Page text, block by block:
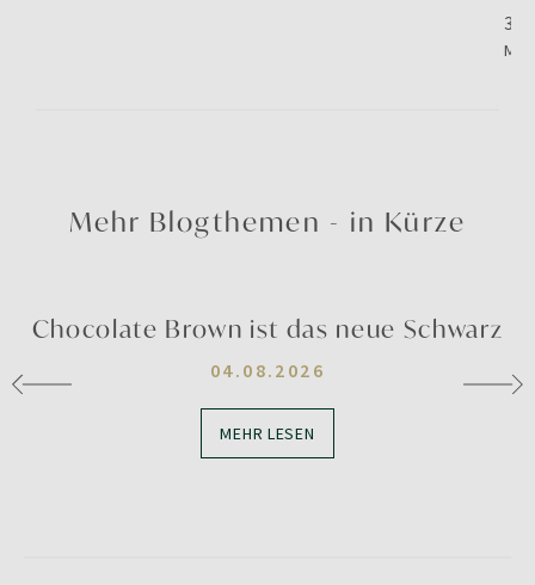
Mehr Blogthemen - in Kürze
Chocolate Brown ist das neue Schwarz
04.08.2026
MEHR LESEN